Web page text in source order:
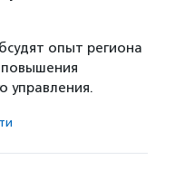
опыт региона
управления.